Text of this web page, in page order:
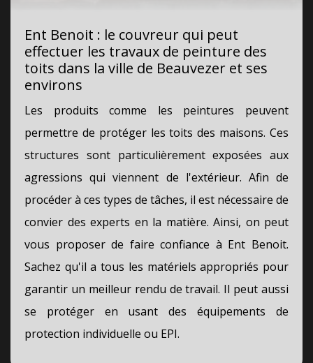
Ent Benoit : le couvreur qui peut
effectuer les travaux de peinture des
toits dans la ville de Beauvezer et ses
environs
Les produits comme les peintures peuvent
permettre de protéger les toits des maisons. Ces
structures sont particulièrement exposées aux
agressions qui viennent de l'extérieur. Afin de
procéder à ces types de tâches, il est nécessaire de
convier des experts en la matière. Ainsi, on peut
vous proposer de faire confiance à Ent Benoit.
Sachez qu'il a tous les matériels appropriés pour
garantir un meilleur rendu de travail. Il peut aussi
se protéger en usant des équipements de
protection individuelle ou EPI.